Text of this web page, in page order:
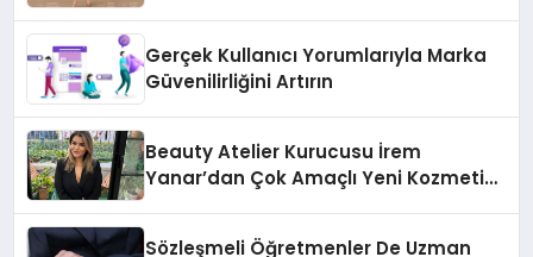
Gerçek Kullanıcı Yorumlarıyla Marka
Güvenilirliğini Artırın
Beauty Atelier Kurucusu İrem
Yanar’dan Çok Amaçlı Yeni Kozmetik
Sözleşmeli Öğretmenler De Uzman